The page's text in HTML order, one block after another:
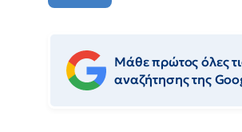
Μάθε πρώτος όλες
αναζήτησης της